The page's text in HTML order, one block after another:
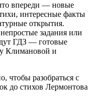
впереди — новые
интересные факты
открытия.
задания или
ГДЗ — готовые
Климановой и
чтобы разобраться с
до стихов Лермонтова